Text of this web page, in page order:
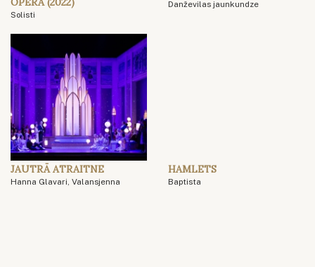
Solisti
Danževilas jaunkundze
JAUTRĀ ATRAITNE
Hanna Glavari, Valansjenna
HAMLETS
Baptista